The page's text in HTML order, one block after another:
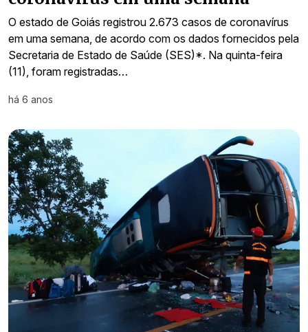
O estado de Goiás registrou 2.673 casos de coronavírus
em uma semana, de acordo com os dados fornecidos pela
Secretaria de Estado de Saúde (SES)*. Na quinta-feira
(11), foram registradas…
há 6 anos